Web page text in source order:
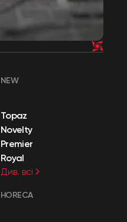
NEW
Topaz
Novelty
Premier
Royal
Див. всі
HORECA